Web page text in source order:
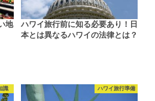
地
ハワイ旅行前に知る必要あり！日
本とは異なるハワイの法律とは？
識 ハワイ旅行準備